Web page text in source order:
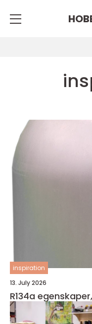
inspiration
13. July 2026
R134a